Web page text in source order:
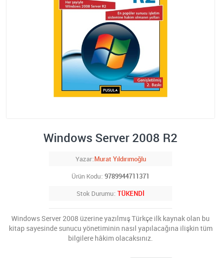
Windows Server 2008 R2
Yazar Murat Yıldırımoğlu
Ürün Kodu 9789944711371
Stok Durumu TÜKENDİ
Windows Server 2008 üzerine yazılmış Türkçe ilk kaynak olan bu
kitap sayesinde sunucu yönetiminin nasıl yapılacağına ilişkin tüm
bilgilere hâkim olacaksınız.